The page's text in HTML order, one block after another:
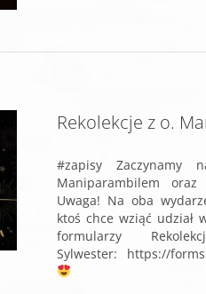
Rekolekcje z o.
#zapisy Zaczynamy
Maniparambilem
Uwaga! Na oba
ktoś chce wziąć udział
formularzy
Sylwester: https://